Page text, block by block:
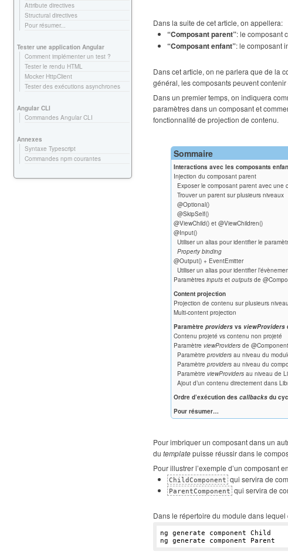
Dans la suite de cet article, on appellera:
“Composant parent”: le composant
“Composant enfant”: le composant
Dans cet article, on ne parlera que de la
général, les composants peuvent
Dans un premier temps, on indiquera
paramètres dans un composant et
fonctionnalité de projection de contenu.
Sommaire
Interactions avec les composants
Injection du composant parent
Exposer le composant parent avec une
Trouver un parent sur plusieurs niveaux
@Optional()
@SkipSelf()
@ViewChild() et @ViewChildren()
@Input()
Utiliser un alias pour identifier le
Property binding
@Output() + EventEmitter
Utiliser un alias pour identifier
Paramètresinputs etoutputs de
Content projection
Projection de contenu sur plusieurs
Multi-content projection
Paramètreproviders vs viewProviders
Contenu projeté vs contenu non projeté
ParamètreviewProviders de
Paramètreproviders au niveau du
Paramètreproviders au niveau du
ParamètreviewProviders au niveau de
Ajout d’un contenu directement dans
Ordre d’exécution descallbacks du
Pour résumer…
Attribute directives
Structural directives
Pour résumer...
Tester une application Angular
Comment implémenter un test ?
Tester le rendu HTML
Mocker HttpClient
Tester des exécutions asynchrones
Angular CLI
Commandes Angular CLI
Annexes
Syntaxe Typescript
Commandes npm courantes
Pour imbriquer un composant dans un
dutemplatepuisse réussir dans le
Pour illustrer l’exemple d’un composant
ChildComponent qui servira de
ParentComponent qui servira de
Dans le répertoire du module dans
ng generate component Child